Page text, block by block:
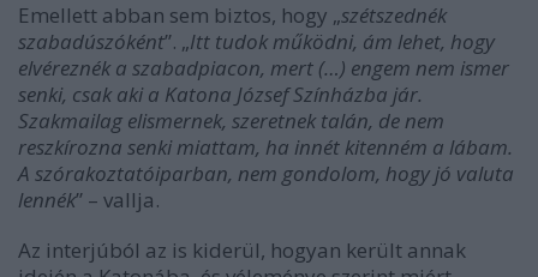
Emellett abban sem biztos, hogy „szétszednék
szabadúszóként”. „Itt tudok működni, ám lehet, hogy
elvéreznék a szabadpiacon, mert (…) engem nem ismer
senki, csak aki a Katona József Színházba jár.
Szakmailag elismernek, szeretnek talán, de nem
reszkírozna senki miattam, ha innét kitenném a lábam.
A szórakoztatóiparban, nem gondolom, hogy jó valuta
lennék” – vallja.
Az interjúból az is kiderül, hogyan került annak